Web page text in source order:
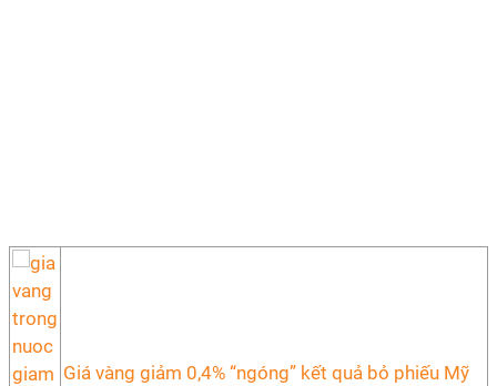
Giá vàng giảm 0,4% “ngóng” kết quả bỏ phiếu Mỹ